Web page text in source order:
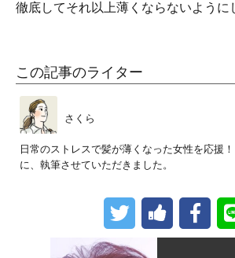
徹底してそれ以上薄くならないように
この記事のライター
さくら
日常のストレスで髪が薄くなった女性を応援
に、執筆させていただきました。